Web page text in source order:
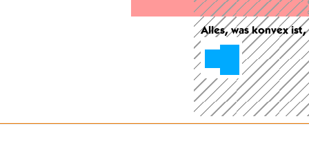
Alles, was konvex